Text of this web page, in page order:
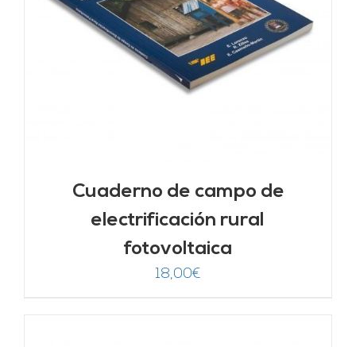
Cuaderno de campo de
electrificación rural
fotovoltaica
18,00€